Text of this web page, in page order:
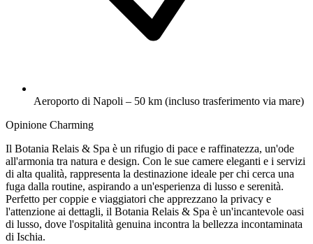
Aeroporto di Napoli – 50 km (incluso trasferimento via mare)
Opinione Charming
Il Botania Relais & Spa è un rifugio di pace e raffinatezza, un'ode
all'armonia tra natura e design. Con le sue camere eleganti e i servizi
di alta qualità, rappresenta la destinazione ideale per chi cerca una
fuga dalla routine, aspirando a un'esperienza di lusso e serenità.
Perfetto per coppie e viaggiatori che apprezzano la privacy e
l'attenzione ai dettagli, il Botania Relais & Spa è un'incantevole oasi
di lusso, dove l'ospitalità genuina incontra la bellezza incontaminata
di Ischia.